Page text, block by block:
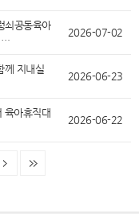
쇠공동육아
…
2026-07-02
께 지내실
2026-06-23
육아휴직대
2026-06-22